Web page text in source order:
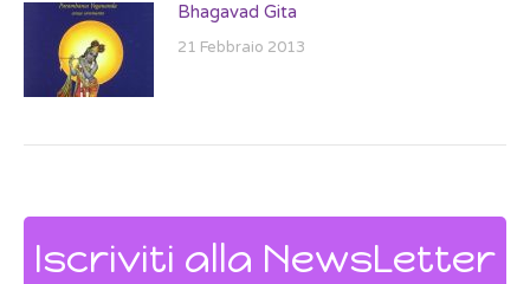
Bhagavad Gita
21 Febbraio 2013
Iscriviti alla NewsLetter